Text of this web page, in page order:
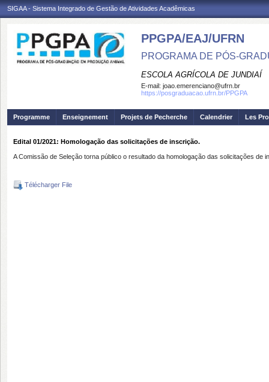
SIGAA - Sistema Integrado de Gestão de Atividades Acadêmicas
PPGPA/EAJ/UFRN
PROGRAMA DE PÓS-
ESCOLA AGRÍCOLA DE JUNDIAÍ
E-mail: joao.emerenciano@ufrn.br
https://posgraduacao.ufrn.br/PPGPA
Programme Enseignement Projets de Pecherche Calendrier Les
Edital 01/2021: Homologação das solicitações de inscrição.
A Comissão de Seleção torna público o resultado da homologação das solicitações
Télécharger File